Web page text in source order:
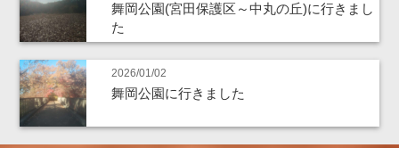
舞岡公園(宮田保護区～中丸の丘)に行きまし
た
2026/01/02
舞岡公園に行きました